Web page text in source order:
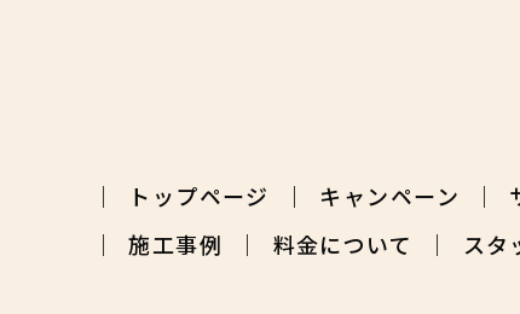
トップページ キャンペーン
施工事例
料金について スタ